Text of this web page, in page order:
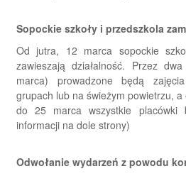
Sopockie szkoły i przedszkola
Od jutra, 12 marca sopockie
zawieszają działalność. Przez
marca) prowadzone będą
grupach lub na świeżym powietrzu,
do 25 marca wszystkie placówki
informacji na dole strony)
Odwołanie wydarzeń z powodu